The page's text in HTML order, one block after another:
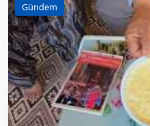
Gündem